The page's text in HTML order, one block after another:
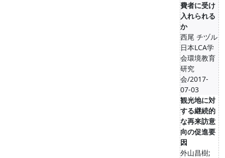
費者に受け
入れられる
か
西尾 チヅル
日本LCA学
会環境教育
研究
会/2017-
07-03
観光地に対
する継続的
な再来訪意
向の促進要
因
外山昌樹;